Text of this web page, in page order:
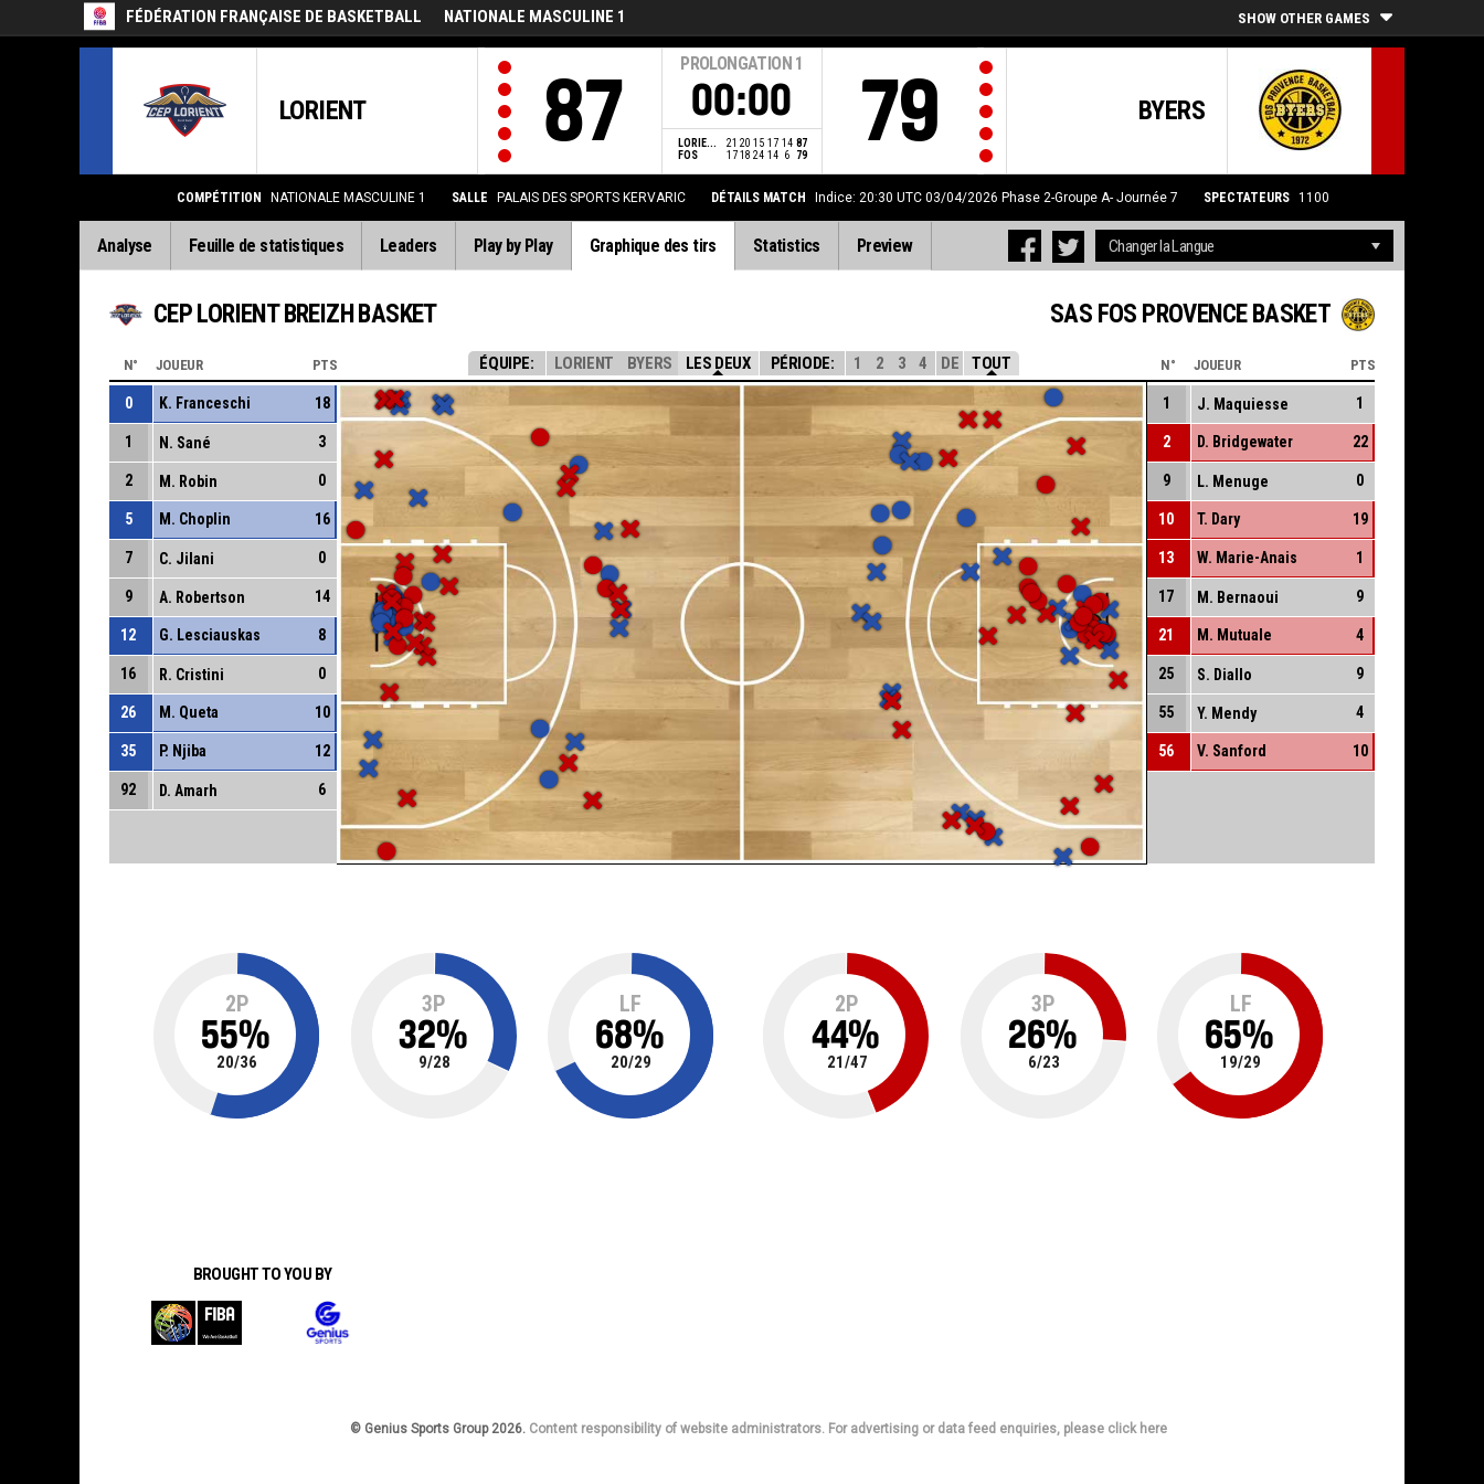
FÉDÉRATION FRANÇAISE DE BASKETBALL NATIONALE MASCULINE 1 SHOW OTHER GAMES
LORIENT 87
PROLONGATION 1
00:00
LORIE... 21 20 15 17 14 87
FOS
17 18 24 14 6 79
BYERS
79
COMPÉTITION NATIONALE MASCULINE 1 SALLE PALAIS DES SPORTS KERVARIC DÉTAILS MATCH Indice: 20:30 UTC 03/04/2026 Phase 2-Groupe A- Journée 7 SPECTATEURS 1100
Analyse Feuille de statistiques Leaders Play by Play Graphique des tirs Statistics Preview
CEP LORIENT BREIZH BASKET SAS FOS PROVENCE BASKET
ÉQUIPE: LORIENT BYERS LES DEUX PÉRIODE: 1 2 3 4 DE TOUT
N° JOUEUR PTS
0 K. Franceschi 18
1 N. Sané 3
2 M. Robin 0
5 M. Choplin 16
7 C. Jilani 0
9 A. Robertson 14
12 G. Lesciauskas 8
16 R. Cristini 0
26 M. Queta 10
35 P. Njiba 12
92 D. Amarh 6
N° JOUEUR PTS
1 J. Maquiesse 1
2 D. Bridgewater 22
9 L. Menuge 0
10 T. Dary 19
13 W. Marie-Anais 1
17 M. Bernaoui 9
21 M. Mutuale 4
25 S. Diallo 9
55 Y. Mendy 4
56 V. Sanford 10
2P
55%
20/36
3P
32%
9/28
LF
68%
20/29
2P
44%
21/47
3P
26%
6/23
LF
65%
19/29
BROUGHT TO YOU BY
© Genius Sports Group 2026. Content responsibility of website administrators. For advertising or data feed enquiries, please click here